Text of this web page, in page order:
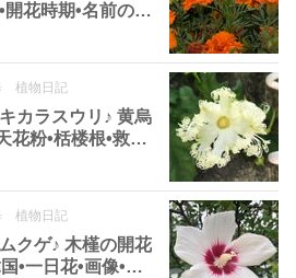
花時期•名前の由
植物日記
カラスウリ♪ 黄烏
花粉•栝楼根•救荒
植物日記
クゲ♪ 木槿の開花
•一日花•画像•写